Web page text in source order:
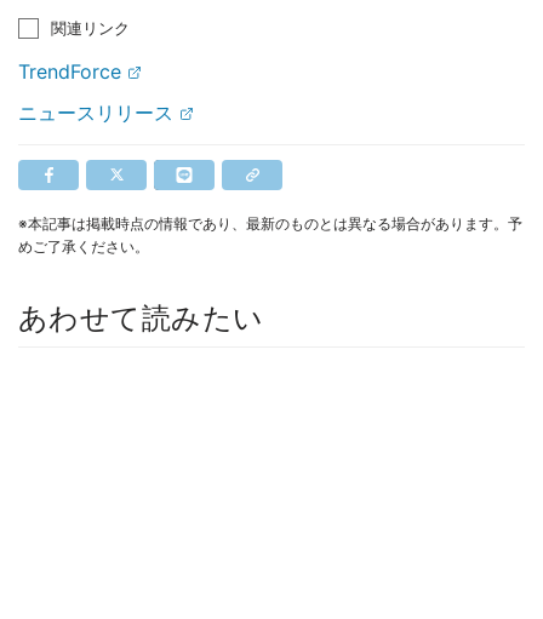
関連リンク
TrendForce
ニュースリリース
※本記事は掲載時点の情報であり、最新のものとは異なる場合があります。予
めご了承ください。
あわせて読みたい